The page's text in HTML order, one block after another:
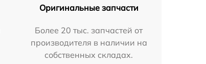
Оригинальные запчасти
Более 20 тыс. запчастей от
производителя в наличии на
собственных складах.